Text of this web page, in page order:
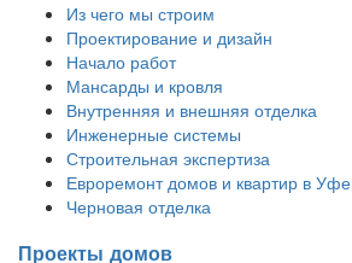
Из чего мы строим
Проектирование и дизайн
Начало работ
Мансарды и кровля
Внутренняя и внешняя отделка
Инженерные системы
Строительная экспертиза
Евроремонт домов и квартир в Уфе
Черновая отделка
Проекты домов